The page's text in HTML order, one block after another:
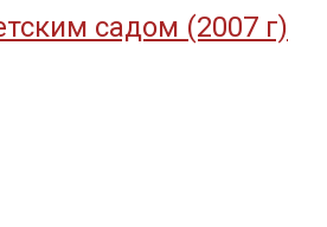
садом (2007 г)